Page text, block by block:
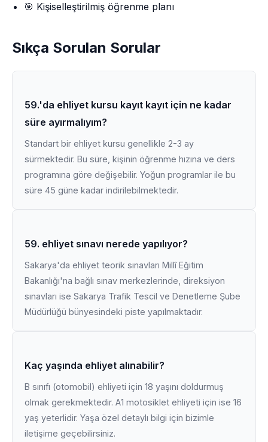
🎯 Kişiselleştirilmiş öğrenme planı
Sıkça Sorulan Sorular
59.'da ehliyet kursu kayıt kayıt için ne kadar
süre ayırmalıyım?
Standart bir ehliyet kursu genellikle 2-3 ay
sürmektedir. Bu süre, kişinin öğrenme hızına ve ders
programına göre değişebilir. Yoğun programlar ile bu
süre 45 güne kadar indirilebilmektedir.
59. ehliyet sınavı nerede yapılıyor?
Sakarya'da ehliyet teorik sınavları Millî Eğitim
Bakanlığı'na bağlı sınav merkezlerinde, direksiyon
sınavları ise Sakarya Trafik Tescil ve Denetleme Şube
Müdürlüğü bünyesindeki piste yapılmaktadır.
Kaç yaşında ehliyet alınabilir?
B sınıfı (otomobil) ehliyeti için 18 yaşını doldurmuş
olmak gerekmektedir. A1 motosiklet ehliyeti için ise 16
yaş yeterlidir. Yaşa özel detaylı bilgi için bizimle
iletişime geçebilirsiniz.